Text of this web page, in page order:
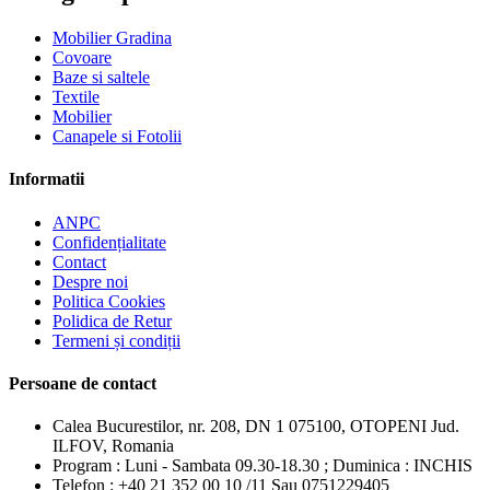
Mobilier Gradina
Covoare
Baze si saltele
Textile
Mobilier
Canapele si Fotolii
Informatii
ANPC
Confidențialitate
Contact
Despre noi
Politica Cookies
Polidica de Retur
Termeni și condiții
Persoane de contact
Calea Bucurestilor, nr. 208, DN 1 075100, OTOPENI Jud.
ILFOV, Romania
Program : Luni - Sambata 09.30-18.30 ; Duminica : INCHIS
Telefon : +40 21 352 00 10 /11 Sau 0751229405